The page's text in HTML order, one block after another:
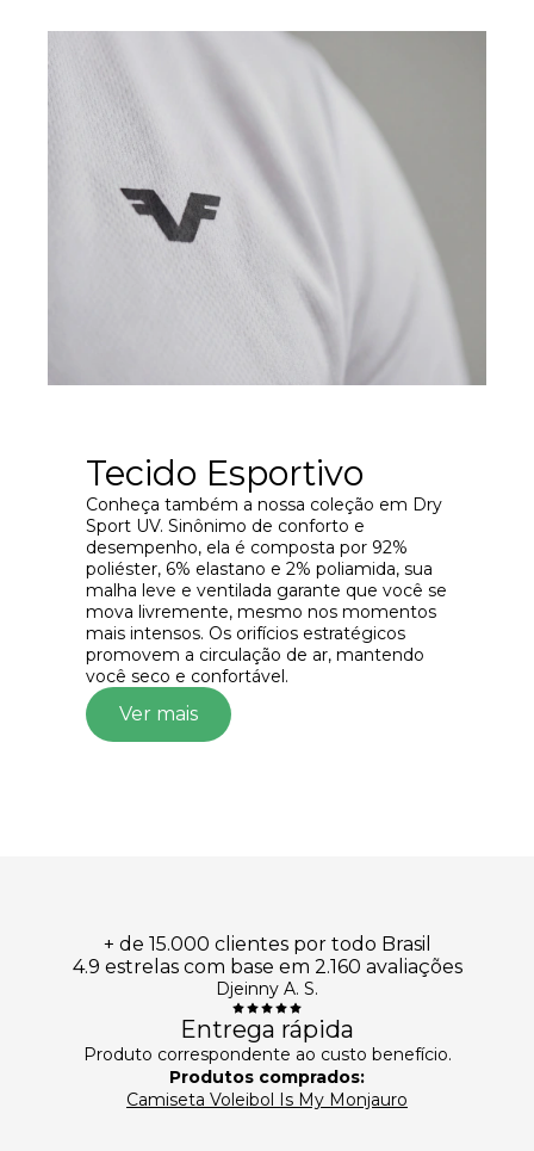
Tecido Esportivo
Conheça também a nossa coleção em Dry
Sport UV. Sinônimo de conforto e
desempenho, ela é composta por 92%
poliéster, 6% elastano e 2% poliamida, sua
malha leve e ventilada garante que você se
mova livremente, mesmo nos momentos
mais intensos. Os orifícios estratégicos
promovem a circulação de ar, mantendo
você seco e confortável.
Ver mais
+ de 15.000 clientes por todo Brasil
4.9 estrelas com base em 2.160 avaliações
Djeinny A. S.
Entrega rápida
Produto correspondente ao custo benefício.
Produtos comprados:
Camiseta Voleibol Is My Monjauro